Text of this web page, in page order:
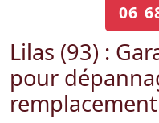
06
Lilas (93) :
pour